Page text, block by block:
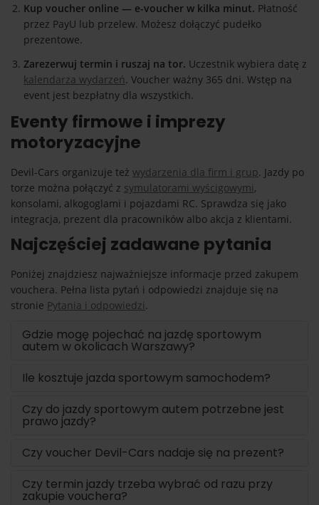
Kup voucher online — e-voucher w kilka minut. Płatność
przez PayU lub przelew. Możesz dołączyć pudełko
prezentowe.
Zarezerwuj termin i ruszaj na tor. Uczestnik wybiera datę z
kalendarza wydarzeń. Voucher ważny 365 dni. Wstęp na
event jest bezpłatny dla wszystkich.
Eventy firmowe i imprezy
motoryzacyjne
Devil-Cars organizuje też wydarzenia dla firm i grup. Jazdy po
torze można połączyć z symulatorami wyścigowymi,
konsolami, alkogoglami i pojazdami RC. Sprawdza się jako
integracja, prezent dla pracowników albo akcja z klientami.
Najczęściej zadawane pytania
Poniżej znajdziesz najważniejsze informacje przed zakupem
vouchera. Pełna lista pytań i odpowiedzi znajduje się na
stronie Pytania i odpowiedzi.
Gdzie mogę pojechać na jazdę sportowym
autem w okolicach Warszawy?
Ile kosztuje jazda sportowym samochodem?
Czy do jazdy sportowym autem potrzebne jest
prawo jazdy?
Czy voucher Devil-Cars nadaje się na prezent?
Czy termin jazdy trzeba wybrać od razu przy
zakupie vouchera?